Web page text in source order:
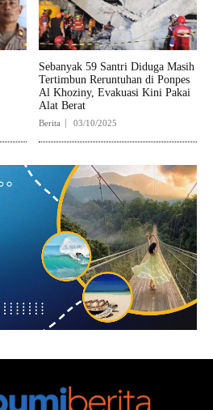
Sebanyak 59 Santri Diduga Masih
Tertimbun Reruntuhan di Ponpes
Al Khoziny, Evakuasi Kini Pakai
Alat Berat
Berita 03/10/2025